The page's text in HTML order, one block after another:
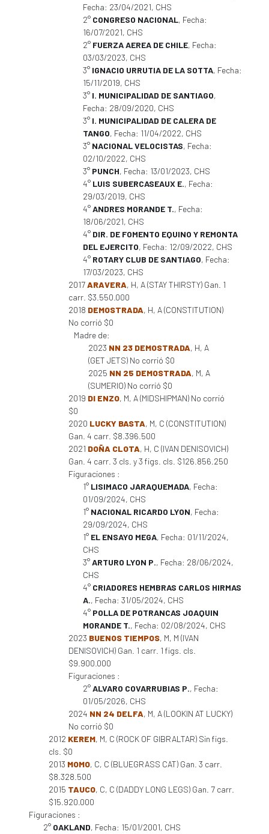
Fecha: 23/04/2021, CHS
2° CONGRESO NACIONAL, Fecha:
16/07/2021, CHS
2° FUERZA AEREA DE CHILE, Fecha:
03/03/2023, CHS
3° IGNACIO URRUTIA DE LA SOTTA, Fecha:
15/11/2019, CHS
3° I. MUNICIPALIDAD DE SANTIAGO,
Fecha: 28/09/2020, CHS
3° I. MUNICIPALIDAD DE CALERA DE
TANGO, Fecha: 11/04/2022, CHS
3° NACIONAL VELOCISTAS, Fecha:
02/10/2022, CHS
3° PUNCH, Fecha: 13/01/2023, CHS
4° LUIS SUBERCASEAUX E., Fecha:
29/03/2019, CHS
4°ANDRES MORANDE T., Fecha:
18/06/2021, CHS
4° DIR. DE FOMENTO EQUINO Y REMONTA
DEL EJERCITO, Fecha: 12/09/2022, CHS
4° ROTARY CLUB DE SANTIAGO, Fecha:
17/03/2023, CHS
2017ARAVERA, H, A (STAY THIRSTY) Gan. 1
carr. $3.550.000
2018 DEMOSTRADA, H, A (CONSTITUTION)
No corrió $0
Madre de:
2023 NN 23 DEMOSTRADA, H, A
(GET JETS) No corrió $0
2025 NN 25 DEMOSTRADA, M, A
(SUMERIO) No corrió $0
2019 DI ENZO, M, A (MIDSHIPMAN) No corrió
$0
2020 LUCKY BASTA, M, C (CONSTITUTION)
Gan. 4 carr. $8.396.500
2021 DOÑA CLOTA, H, C (IVAN DENISOVICH)
Gan. 4 carr. 3 cls. y 3 figs. cls. $126.856.250
Figuraciones :
1° LISIMACO JARAQUEMADA, Fecha:
01/09/2024, CHS
1° NACIONAL RICARDO LYON, Fecha:
29/09/2024, CHS
1° EL ENSAYO MEGA, Fecha: 01/11/2024,
CHS
3°ARTURO LYON P., Fecha: 28/06/2024,
CHS
4° CRIADORES HEMBRAS CARLOS HIRMAS
A., Fecha: 31/05/2024, CHS
4° POLLA DE POTRANCAS JOAQUIN
MORANDE T., Fecha: 02/08/2024, CHS
2023 BUENOS TIEMPOS, M, M (IVAN
DENISOVICH) Gan. 1 carr. 1 figs. cls.
$9.900.000
Figuraciones :
2°ALVARO COVARRUBIAS P., Fecha:
01/05/2026, CHS
2024 NN 24 DELFA, M, A (LOOKIN AT LUCKY)
No corrió $0
2012 KEREM, M, C (ROCK OF GIBRALTAR) Sin figs.
cls. $0
2013 MOMO, C, C (BLUEGRASS CAT) Gan. 3 carr.
$8.328.500
2015 TAUCO, C, C (DADDY LONG LEGS) Gan. 7 carr.
$15.920.000
Figuraciones :
2° OAKLAND, Fecha: 15/01/2001, CHS